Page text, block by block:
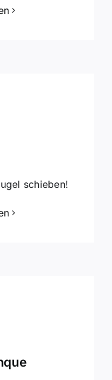
schieben!